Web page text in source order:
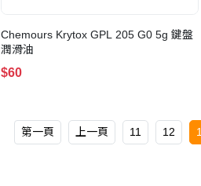
Chemours Krytox GPL 205 G0 5g 鍵盤
潤滑油
$60
第一頁 上一頁 11 12